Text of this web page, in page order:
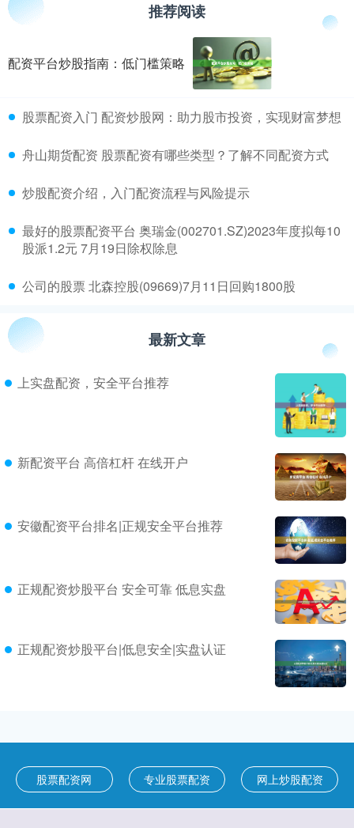
推荐阅读
配资平台炒股指南：低门槛策略
​股票配资入门 配资炒股网：助力股市投资，实现财富梦想
​舟山期货配资 股票配资有哪些类型？了解不同配资方式
​炒股配资介绍，入门配资流程与风险提示
​最好的股票配资平台 奥瑞金(002701.SZ)2023年度拟每10
股派1.2元 7月19日除权除息
​公司的股票 北森控股(09669)7月11日回购1800股
最新文章
上实盘配资，安全平台推荐
新配资平台 高倍杠杆 在线开户
安徽配资平台排名|正规安全平台推荐
正规配资炒股平台 安全可靠 低息实盘
正规配资炒股平台|低息安全|实盘认证
股票配资网 专业股票配资 网上炒股配资